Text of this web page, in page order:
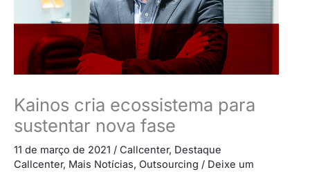
Kainos cria ecossistema para
sustentar nova fase
11 de março de 2021 / Callcenter, Destaque
Callcenter, Mais Notícias, Outsourcing / Deixe um